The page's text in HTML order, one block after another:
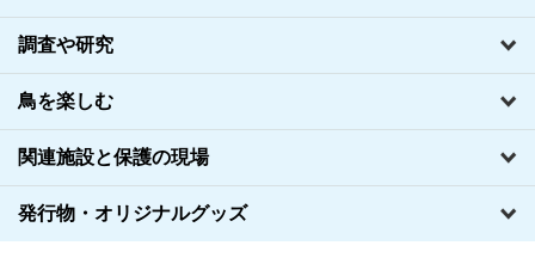
調査や研究
鳥を楽しむ
関連施設と保護の現場
発行物・オリジナルグッズ